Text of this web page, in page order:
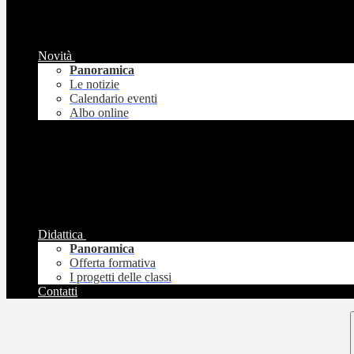
Novità
Panoramica
Le notizie
Calendario eventi
Albo online
Didattica
Panoramica
Offerta formativa
I progetti delle classi
Contatti